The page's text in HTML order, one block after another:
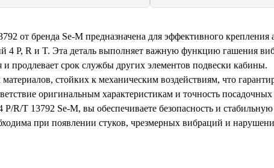
от бренда Se-M предназначена для эффективного крепления
4 P, R и T. Эта деталь выполняет важную функцию гашения
продлевает срок службы других элементов подвески кабины.
стойких к механическим воздействиям, что
оригинальным характеристикам и точность
R/T 13792 Se-M, вы обеспечиваете безопасность и
при появлении стуков, чрезмерных вибраций и